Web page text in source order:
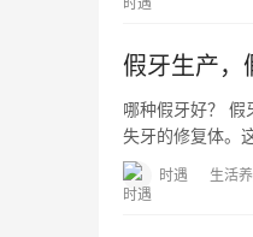
假牙生产，
哪种假牙好？ 假
失牙的修复体。
时遇 生活